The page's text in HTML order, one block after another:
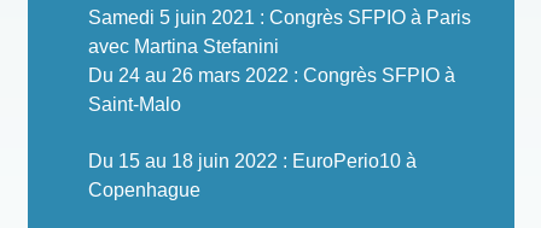
Samedi 5 juin 2021 : Congrès SFPIO à Paris
avec Martina Stefanini
Du 24 au 26 mars 2022 : Congrès SFPIO à
Saint-Malo
Du 15 au 18 juin 2022 : EuroPerio10 à
Copenhague